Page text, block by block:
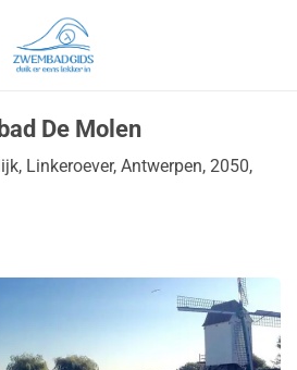
De Molen
Linkeroever, Antwerpen, 2050,